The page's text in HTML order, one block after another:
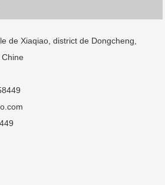
de Xiaqiao, district de Dongcheng,